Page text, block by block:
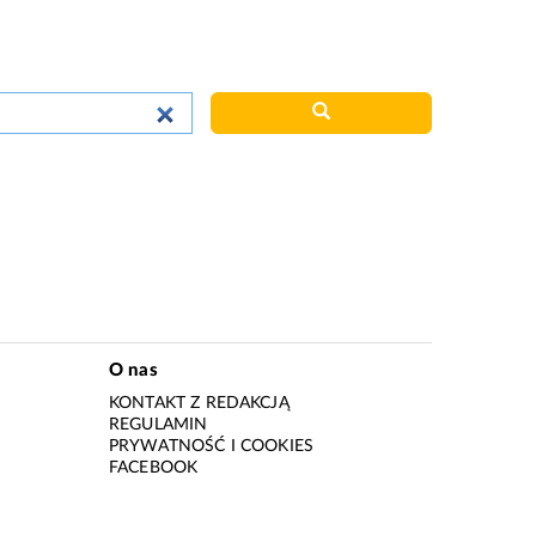
O nas
KONTAKT Z REDAKCJĄ
REGULAMIN
PRYWATNOŚĆ I COOKIES
FACEBOOK